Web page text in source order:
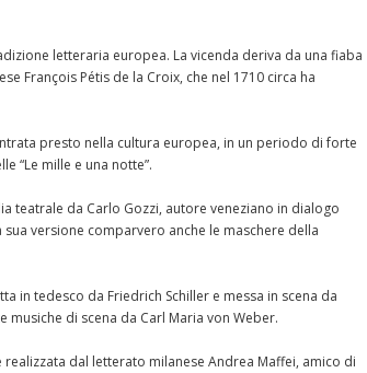
letteraria europea. La vicenda deriva da una fiaba
François Pétis de la Croix, che nel 1710 circa ha
presto nella cultura europea, in un periodo di forte
“Le mille e una notte”.
teatrale da Carlo Gozzi, autore veneziano in dialogo
versione comparvero anche le maschere della
in tedesco da Friedrich Schiller e messa in scena da
musiche di scena da Carl Maria von Weber.
dal letterato milanese Andrea Maffei, amico di